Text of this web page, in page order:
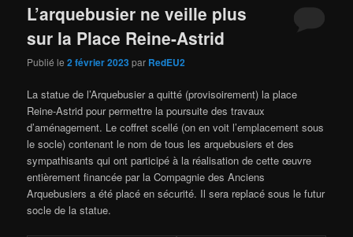
L’arquebusier ne veille plus
sur la Place Reine-Astrid
Publié le2 février 2023par RedEU2
La statue de l’Arquebusier a quitté (provisoirement) la place
Reine-Astrid pour permettre la poursuite des travaux
d’aménagement. Le coffret scellé (on en voit l’emplacement sous
le socle) contenant le nom de tous les arquebusiers et des
sympathisants qui ont participé à la réalisation de cette œuvre
entièrement financée par la Compagnie des Anciens
Arquebusiers a été placé en sécurité. Il sera replacé sous le futur
socle de la statue.